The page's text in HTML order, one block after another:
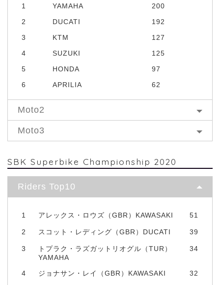
1 YAMAHA
200
2
DUCATI
192
3
KTM
127
4
SUZUKI
125
5
HONDA
97
6
APRILIA 62
Moto2
Moto3
SBK Superbike Championship 2020
Riders Top10
1 アレックス・ロウズ（GBR）KAWASAKI 51
2 スコット・レディング（GBR）DUCATI 39
3
トプラク・ラズガットリオグル（TUR）
YAMAHA
34
4 ジョナサン・レイ（GBR）KAWASAKI 32